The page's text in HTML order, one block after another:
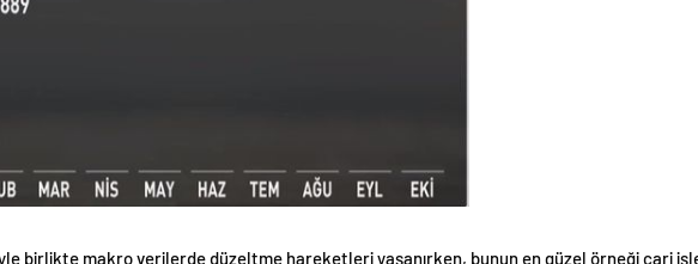
birlikte makro verilerde düzeltme hareketleri yaşanırken, bunun en güzel örneği cari